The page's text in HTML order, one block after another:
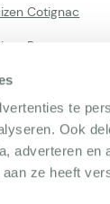
te
Ook
adverteren
ze heeft
Cotignac
Provence